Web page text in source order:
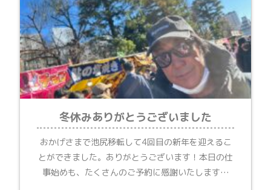
冬休みありがとうございました
おかげさまで池尻移転して4回目の新年を迎えるこ
とができました。ありがとうございます！本日の仕
事始めも、たくさんのご予約に感謝いたします。